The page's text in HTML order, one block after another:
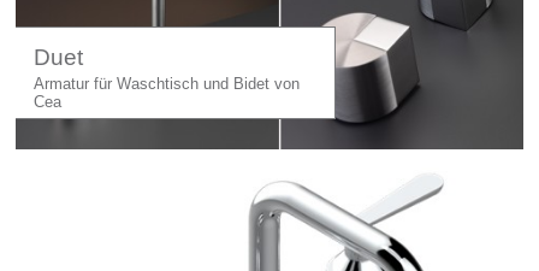
Duet
Armatur für Waschtisch und Bidet von
Cea